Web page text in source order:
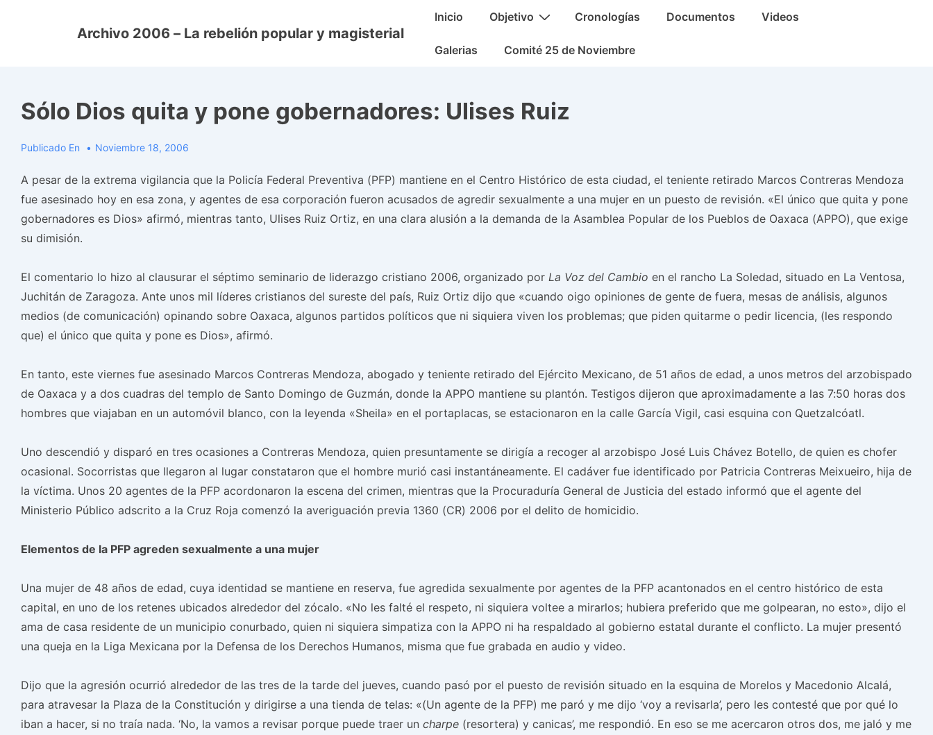
Archivo 2006 – La rebelión popular y magisterial
Navegación
Inicio Objetivo Cronologías Documentos Videos
Galerias Comité 25 de Noviembre
Sólo Dios quita y pone gobernadores: Ulises Ruiz
Publicado En Noviembre 18, 2006
A pesar de la extrema vigilancia que la Policía Federal Preventiva (PFP) mantiene en el Centro Histórico de esta ciudad, el teniente retirado Marcos Contreras Mendoza
fue asesinado hoy en esa zona, y agentes de esa corporación fueron acusados de agredir sexualmente a una mujer en un puesto de revisión. «El único que quita y pone
gobernadores es Dios» afirmó, mientras tanto, Ulises Ruiz Ortiz, en una clara alusión a la demanda de la Asamblea Popular de los Pueblos de Oaxaca (APPO), que exige
su dimisión.
El comentario lo hizo al clausurar el séptimo seminario de liderazgo cristiano 2006, organizado por La Voz del Cambio en el rancho La Soledad, situado en La Ventosa,
Juchitán de Zaragoza. Ante unos mil líderes cristianos del sureste del país, Ruiz Ortiz dijo que «cuando oigo opiniones de gente de fuera, mesas de análisis, algunos
medios (de comunicación) opinando sobre Oaxaca, algunos partidos políticos que ni siquiera viven los problemas; que piden quitarme o pedir licencia, (les respondo
que) el único que quita y pone es Dios», afirmó.
En tanto, este viernes fue asesinado Marcos Contreras Mendoza, abogado y teniente retirado del Ejército Mexicano, de 51 años de edad, a unos metros del arzobispado
de Oaxaca y a dos cuadras del templo de Santo Domingo de Guzmán, donde la APPO mantiene su plantón. Testigos dijeron que aproximadamente a las 7:50 horas dos
hombres que viajaban en un automóvil blanco, con la leyenda «Sheila» en el portaplacas, se estacionaron en la calle García Vigil, casi esquina con Quetzalcóatl.
Uno descendió y disparó en tres ocasiones a Contreras Mendoza, quien presuntamente se dirigía a recoger al arzobispo José Luis Chávez Botello, de quien es chofer
ocasional. Socorristas que llegaron al lugar constataron que el hombre murió casi instantáneamente. El cadáver fue identificado por Patricia Contreras Meixueiro, hija de
la víctima. Unos 20 agentes de la PFP acordonaron la escena del crimen, mientras que la Procuraduría General de Justicia del estado informó que el agente del
Ministerio Público adscrito a la Cruz Roja comenzó la averiguación previa 1360 (CR) 2006 por el delito de homicidio.
Elementos de la PFP agreden sexualmente a una mujer
Una mujer de 48 años de edad, cuya identidad se mantiene en reserva, fue agredida sexualmente por agentes de la PFP acantonados en el centro histórico de esta
capital, en uno de los retenes ubicados alrededor del zócalo. «No les falté el respeto, ni siquiera voltee a mirarlos; hubiera preferido que me golpearan, no esto», dijo el
ama de casa residente de un municipio conurbado, quien ni siquiera simpatiza con la APPO ni ha respaldado al gobierno estatal durante el conflicto. La mujer presentó
una queja en la Liga Mexicana por la Defensa de los Derechos Humanos, misma que fue grabada en audio y video.
Dijo que la agresión ocurrió alrededor de las tres de la tarde del jueves, cuando pasó por el puesto de revisión situado en la esquina de Morelos y Macedonio Alcalá,
para atravesar la Plaza de la Constitución y dirigirse a una tienda de telas: «(Un agente de la PFP) me paró y me dijo ‘voy a revisarla’, pero les contesté que por qué lo
iban a hacer, si no traía nada. ‘No, la vamos a revisar porque puede traer un charpe (resortera) y canicas’, me respondió. En eso se me acercaron otros dos, me jaló y me